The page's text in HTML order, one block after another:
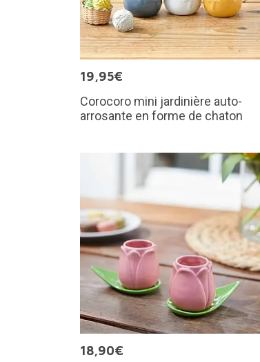
19,95€
Corocoro mini jardinière auto-
arrosante en forme de chaton
18,90€